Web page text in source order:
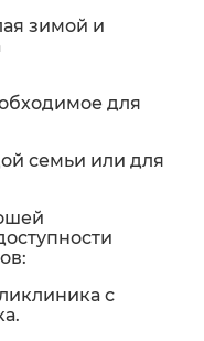
зимой и
для
семьи или для
с